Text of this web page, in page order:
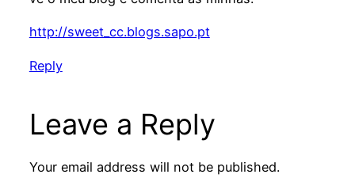
http://sweet_cc.blogs.sapo.pt
Reply
Leave a Reply
Your email address will not be published.